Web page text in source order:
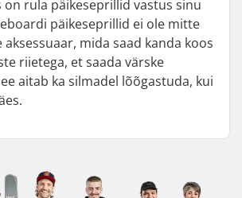
on rula päikeseprillid vastus sinu
päikeseprillid ei ole mitte
mida saad kanda koos
riietega, et saada värske
aitab ka silmadel lõõgastuda, kui